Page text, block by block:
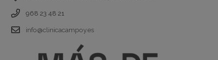
968 23 48 21
info@clinicacampoy.es